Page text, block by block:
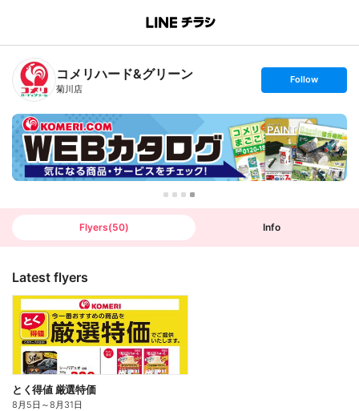
B
n
T
コメリハード&グリーン
菊川店
s
t
o
l
l
o
w
Follow
Flyers(50) Info
Latest flyers
とく得値 厳選特価
8月5日 ～8月31日